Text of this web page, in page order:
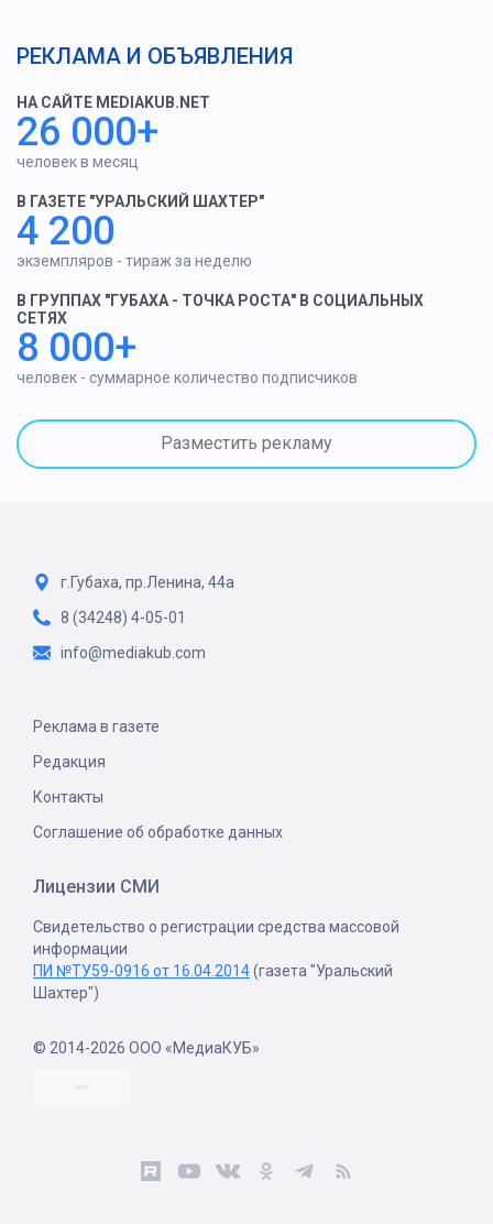
РЕКЛАМА И ОБЪЯВЛЕНИЯ
НА САЙТЕ MEDIAKUB.NET
26 000+
человек в месяц
В ГАЗЕТЕ "УРАЛЬСКИЙ ШАХТЕР"
4 200
экземпляров - тираж за неделю
В ГРУППАХ "ГУБАХА - ТОЧКА РОСТА" В СОЦИАЛЬНЫХ
СЕТЯХ
8 000+
человек - суммарное количество подписчиков
Разместить рекламу
г.Губаха, пр.Ленина, 44а
8 (34248) 4-05-01
info@mediakub.com
Реклама в газете
Редакция
Контакты
Соглашение об обработке данных
Лицензии СМИ
Свидетельство о регистрации средства массовой
информации
ПИ №ТУ59-0916 от 16.04.2014(газета "Уральский
Шахтер")
© 2014-2026 ООО «МедиаКУБ»